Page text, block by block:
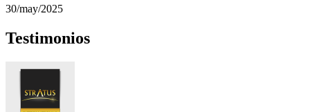
30/may/2025
Testimonios